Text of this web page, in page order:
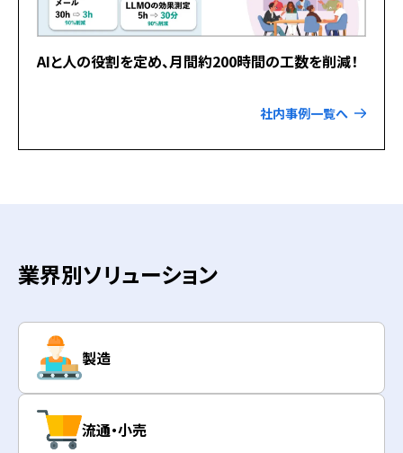
AIと人の役割を定め、月間約200時間の工数を削減！
社内事例一覧へ
業界別ソリューション
製造
流通・小売